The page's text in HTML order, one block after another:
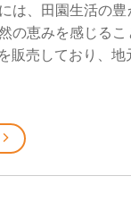
は、田園生活の
の恵みを感じる
販売しており、